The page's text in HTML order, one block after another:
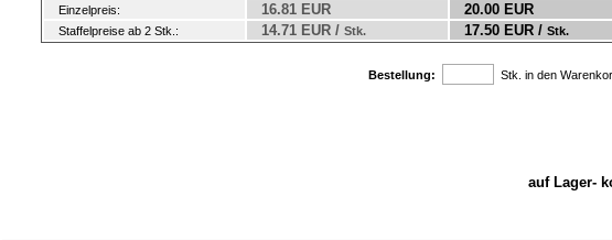
Einzelpreis: 16.81 EUR 20.00 EUR
Staffelpreise ab 2 Stk.: 14.71 EUR / Stk. 17.50 EUR / Stk.
Bestellung: Stk. in den
auf Lager-